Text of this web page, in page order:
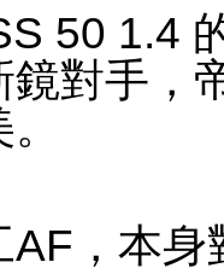
50 1.4
對手，
AF，本